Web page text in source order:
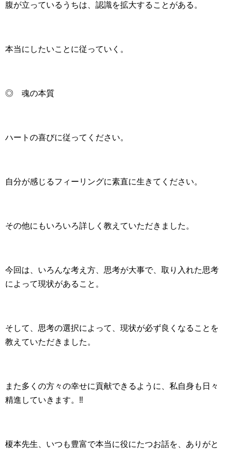
腹が立っているうちは、認識を拡大することがある。
本当にしたいことに従っていく。
◎ 魂の本質
ハートの喜びに従ってください。
自分が感じるフィーリングに素直に生きてください。
その他にもいろいろ詳しく教えていただきました。
今回は、いろんな考え方、思考が大事で、取り入れた思考
によって現状があること。
そして、思考の選択によって、現状が必ず良くなることを
教えていただきました。
また多くの方々の幸せに貢献できるように、私自身も日々
精進していきます。‼
榎本先生、いつも豊富で本当に役にたつお話を、ありがと